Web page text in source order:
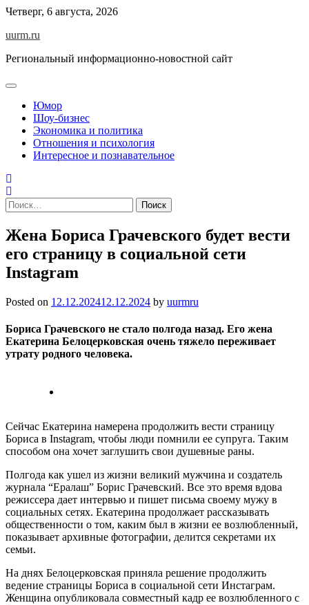
Skip
content
Четверг, 6 августа, 2026
uurm.ru
Региональный информационно-новостной сайт
Юмор
Шоу-бизнес
Экономика и политика
Отношения и психология
Интересное и познавательное
Найти:
Жена Бориса Грачевского будет вести
его страницу в социальной сети
Instagram
Posted on 12.12.202412.12.2024 by uurmru
Бориса Грачевского не стало полгода назад. Его жена
Екатерина Белоцерковская очень тяжело переживает
утрату родного человека.
Сейчас Екатерина намерена продолжить вести страницу
Бориса в Instagram, чтобы люди помнили ее супруга. Таким
способом она хочет заглушить свои душевные раны.
Полгода как ушел из жизни великий мужчина и создатель
журнала “Ералаш” Борис Грачевский. Все это время вдова
режиссера дает интервью и пишет письма своему мужу в
социальных сетях. Екатерина продолжает рассказывать
общественности о том, каким был в жизни ее возлюбленный,
показывает архивные фотографии, делится секретами их
семьи.
На днях Белоцерковская приняла решение продолжить
ведение страницы Бориса в социальной сети Инстаграм.
Женщина опубликовала совместный кадр ее возлюбленного с